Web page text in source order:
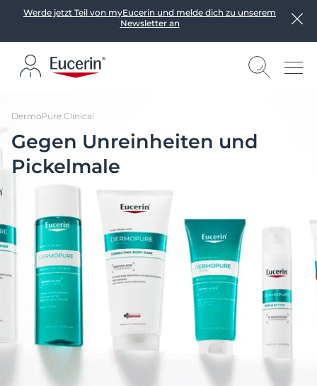
Werde jetzt Teil von myEucerin und melde dich zu unserem
Newsletter an
DermoPure Clinical
Gegen Unreinheiten und
Pickelmale